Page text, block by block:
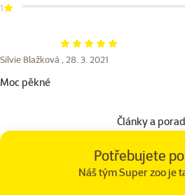
1
Hodnocení 100%
Silvie Blažková , 28. 3. 2021
Moc pěkné
Články a
Potřebujete
Náš tým Super zoo je